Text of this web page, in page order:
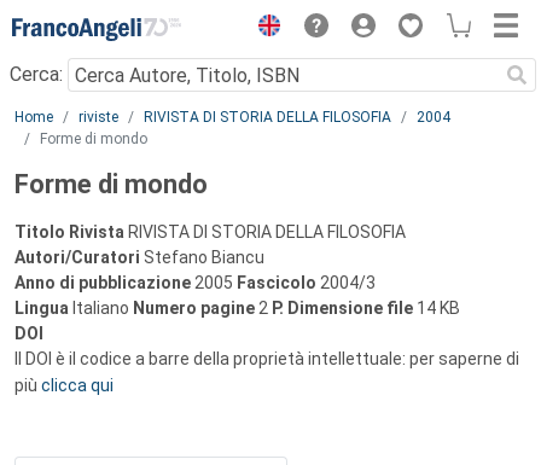
Menu
Cerca:
Main content
Home riviste RIVISTA DI STORIA DELLA FILOSOFIA
2004
Forme di mondo
Forme di mondo
Titolo Rivista RIVISTA DI STORIA DELLA FILOSOFIA
Autori/Curatori Stefano Biancu
Anno di pubblicazione 2005 Fascicolo 2004/3
Lingua Italiano Numero pagine 2 P. Dimensione file 14 KB
DOI
Il DOI è il codice a barre della proprietà intellettuale: per saperne di
più clicca qui